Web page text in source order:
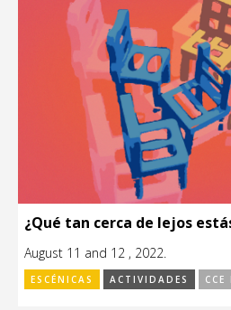
¿Qué tan cerca de lejos
August 11 and 12 , 2022.
ESCÉNICAS ACTIVIDADES